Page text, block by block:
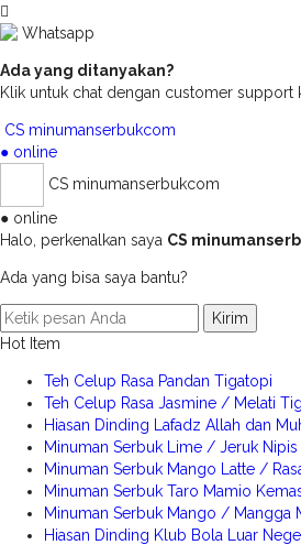
Whatsapp
Ada yang ditanyakan?
Klik untuk chat dengan customer support
CS minumanserbukcom
● online
CS minumanserbukcom
● online
Halo, perkenalkan saya CS
Ada yang bisa saya bantu?
Kirim
Hot Item
Teh Celup Rasa Pandan Tigatopi
Teh Celup Rasa Jasmine / Melati
Hiasan Dinding Lafadz Allah dan
Minuman Serbuk Lime / Jeruk
Minuman Serbuk Mango Latte /
Minuman Serbuk Taro Mamio
Minuman Serbuk Mango / Mangga
Hiasan Dinding Klub Bola Luar